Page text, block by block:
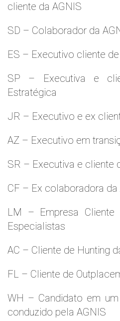
cliente da AGNIS
SD – Colaborador da
ES – Executivo cliente
SP – Executiva e
Estratégica
JR – Executivo e ex
AZ – Executivo em
SR – Executiva e cliente
CF – Ex colaboradora da
LM – Empresa Cliente
Especialistas
AC – Cliente de Hunting
FL – Cliente de
WH – Candidato em
conduzido pela AGNIS